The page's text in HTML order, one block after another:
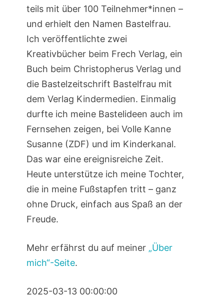
teils mit über 100 Teilnehmer*innen –
und erhielt den Namen Bastelfrau.
Ich veröffentlichte zwei
Kreativbücher beim Frech Verlag, ein
Buch beim Christopherus Verlag und
die Bastelzeitschrift Bastelfrau mit
dem Verlag Kindermedien. Einmalig
durfte ich meine Bastelideen auch im
Fernsehen zeigen, bei Volle Kanne
Susanne (ZDF) und im Kinderkanal.
Das war eine ereignisreiche Zeit.
Heute unterstütze ich meine Tochter,
die in meine Fußstapfen tritt – ganz
ohne Druck, einfach aus Spaß an der
Freude.
Mehr erfährst du auf meiner „Über
mich“-Seite.
2025-03-13 00:00:00